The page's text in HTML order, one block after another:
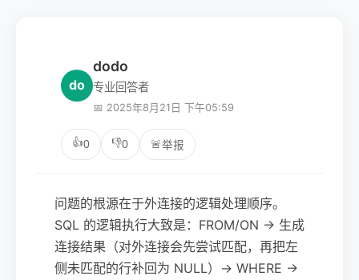
do
dodo
专业回答者
📅 2025年8月21日 下午05:59
👍0 👎0 🚨举报
问题的根源在于外连接的逻辑处理顺序。
SQL 的逻辑执行大致是：FROM/ON -> 生成
连接结果（对外连接会先尝试匹配，再把左
侧未匹配的行补回为 NULL）-> WHERE ->